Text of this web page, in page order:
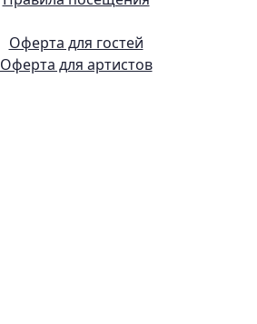
Оферта для гостей
Оферта для артистов